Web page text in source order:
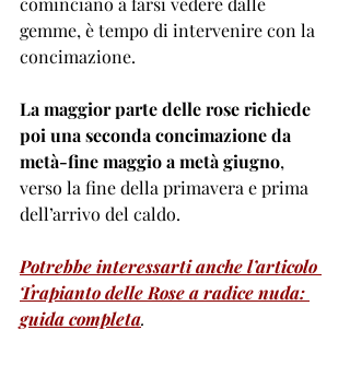
gemme, è tempo di intervenire con la
concimazione.
La maggior parte delle rose richiede
poi una seconda concimazione da
metà-fine maggio a metà giugno,
verso la fine della primavera e prima
dell’arrivo del caldo.
Potrebbe interessarti anche l’articolo
Trapianto delle Rose a radice nuda:
guida completa.